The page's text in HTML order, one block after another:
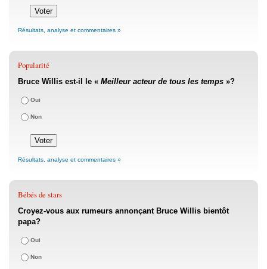
Résultats, analyse et commentaires »
Popularité
Bruce Willis est-il le « Meilleur acteur de tous les temps »?
Oui
Non
Résultats, analyse et commentaires »
Bébés de stars
Croyez-vous aux rumeurs annonçant Bruce Willis bientôt
papa?
Oui
Non